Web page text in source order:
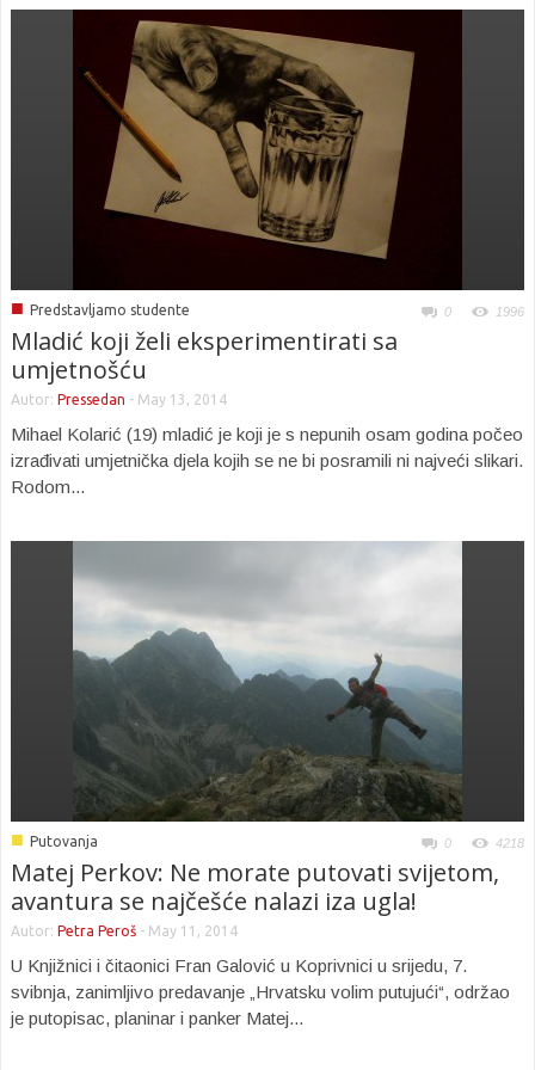
■ Predstavljamo studente 0 1996
Mladić koji želi eksperimentirati sa
umjetnošću
Autor: Pressedan - May 13, 2014
Mihael Kolarić (19) mladić je koji je s nepunih osam godina počeo
izrađivati umjetnička djela kojih se ne bi posramili ni najveći slikari.
Rodom...
■ Putovanja 0 4218
Matej Perkov: Ne morate putovati svijetom,
avantura se najčešće nalazi iza ugla!
Autor: Petra Peroš - May 11, 2014
U Knjižnici i čitaonici Fran Galović u Koprivnici u srijedu, 7.
svibnja, zanimljivo predavanje „Hrvatsku volim putujući“, održao
je putopisac, planinar i panker Matej...